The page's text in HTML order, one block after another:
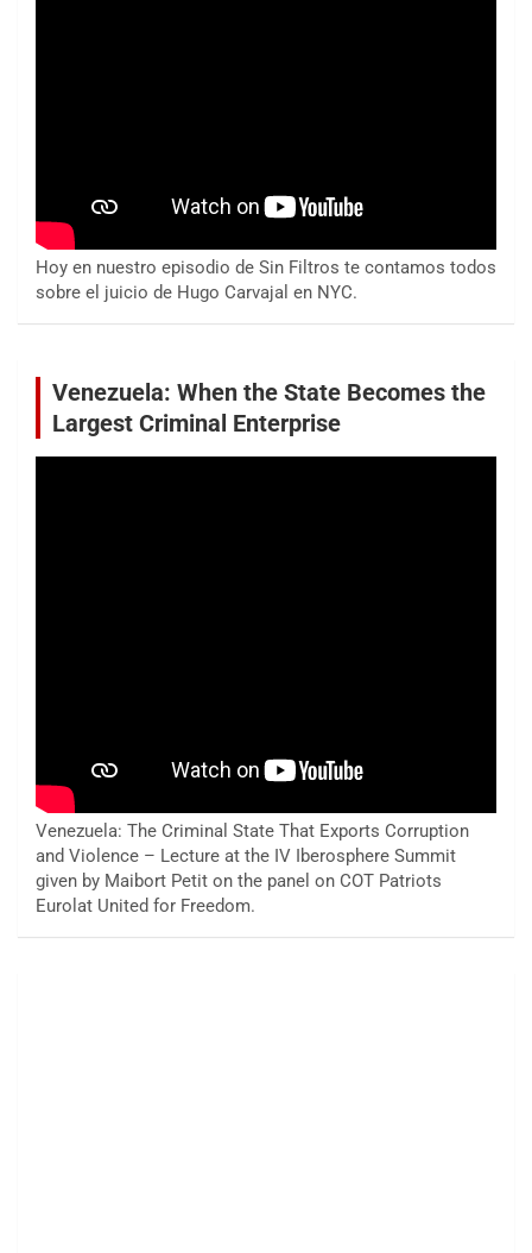
Hoy en nuestro episodio de Sin Filtros te contamos todos
sobre el juicio de Hugo Carvajal en NYC.
Venezuela: When the State Becomes the
Largest Criminal Enterprise
Venezuela: The Criminal State That Exports Corruption
and Violence – Lecture at the IV Iberosphere Summit
given by Maibort Petit on the panel on COT Patriots
Eurolat United for Freedom.